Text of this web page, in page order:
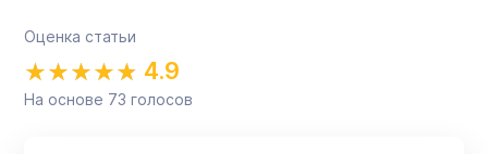
Оценка статьи
4.9
На основе 73 голосов